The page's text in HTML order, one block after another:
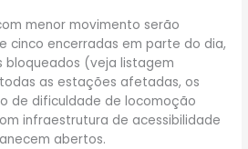
menor movimento serão
cinco encerradas em parte do dia,
bloqueados (veja listagem
as estações afetadas, os
de dificuldade de locomoção
infraestrutura de acessibilidade
abertos.